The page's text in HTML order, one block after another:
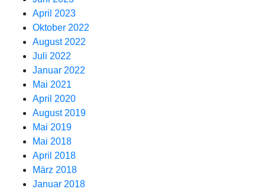
April 2023
Oktober 2022
August 2022
Juli 2022
Januar 2022
Mai 2021
April 2020
August 2019
Mai 2019
Mai 2018
April 2018
März 2018
Januar 2018